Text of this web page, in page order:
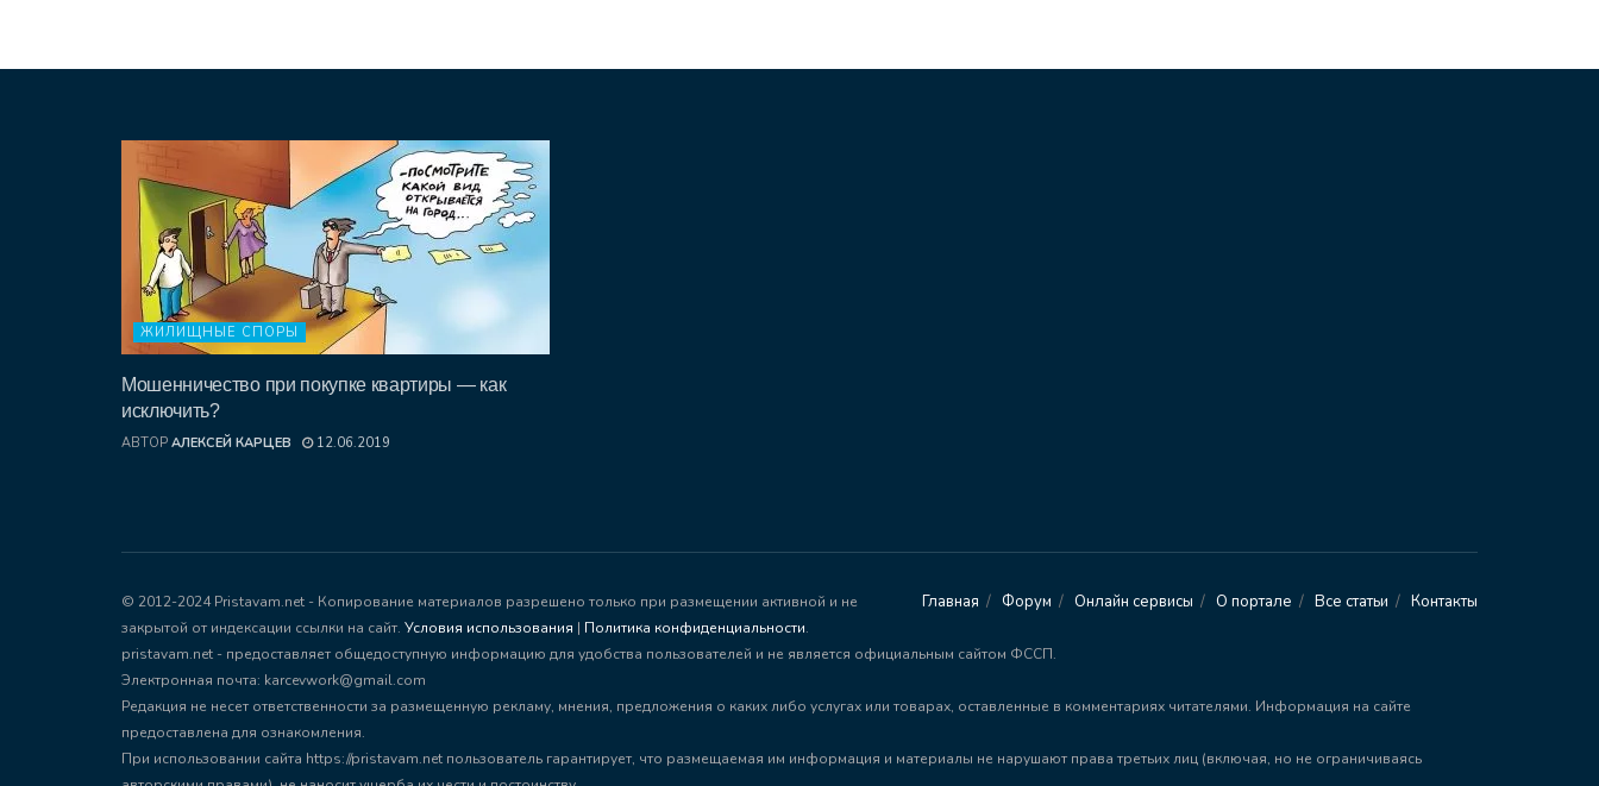
ЖИЛИЩНЫЕ СПОРЫ
Мошенничество при покупке квартиры — как
исключить?
АВТОР АЛЕКСЕЙ КАРЦЕВ 12.06.2019
Главная Форум Онлайн сервисы О портале Все статьи Контакты
© 2012-2024 Pristavam.net - Копирование материалов разрешено только при размещении активной и не
закрытой от индексации ссылки на сайт. Условия использования | Политика конфиденциальности.
pristavam.net - предоставляет общедоступную информацию для удобства пользователей и не является официальным сайтом ФССП.
Электронная почта: karcevwork@gmail.com
Редакция не несет ответственности за размещенную рекламу, мнения, предложения о каких либо услугах или товарах, оставленные в комментариях читателями. Информация на сайте
предоставлена для ознакомления.
При использовании сайта https://pristavam.net пользователь гарантирует, что размещаемая им информация и материалы не нарушают права третьих лиц (включая, но не ограничиваясь